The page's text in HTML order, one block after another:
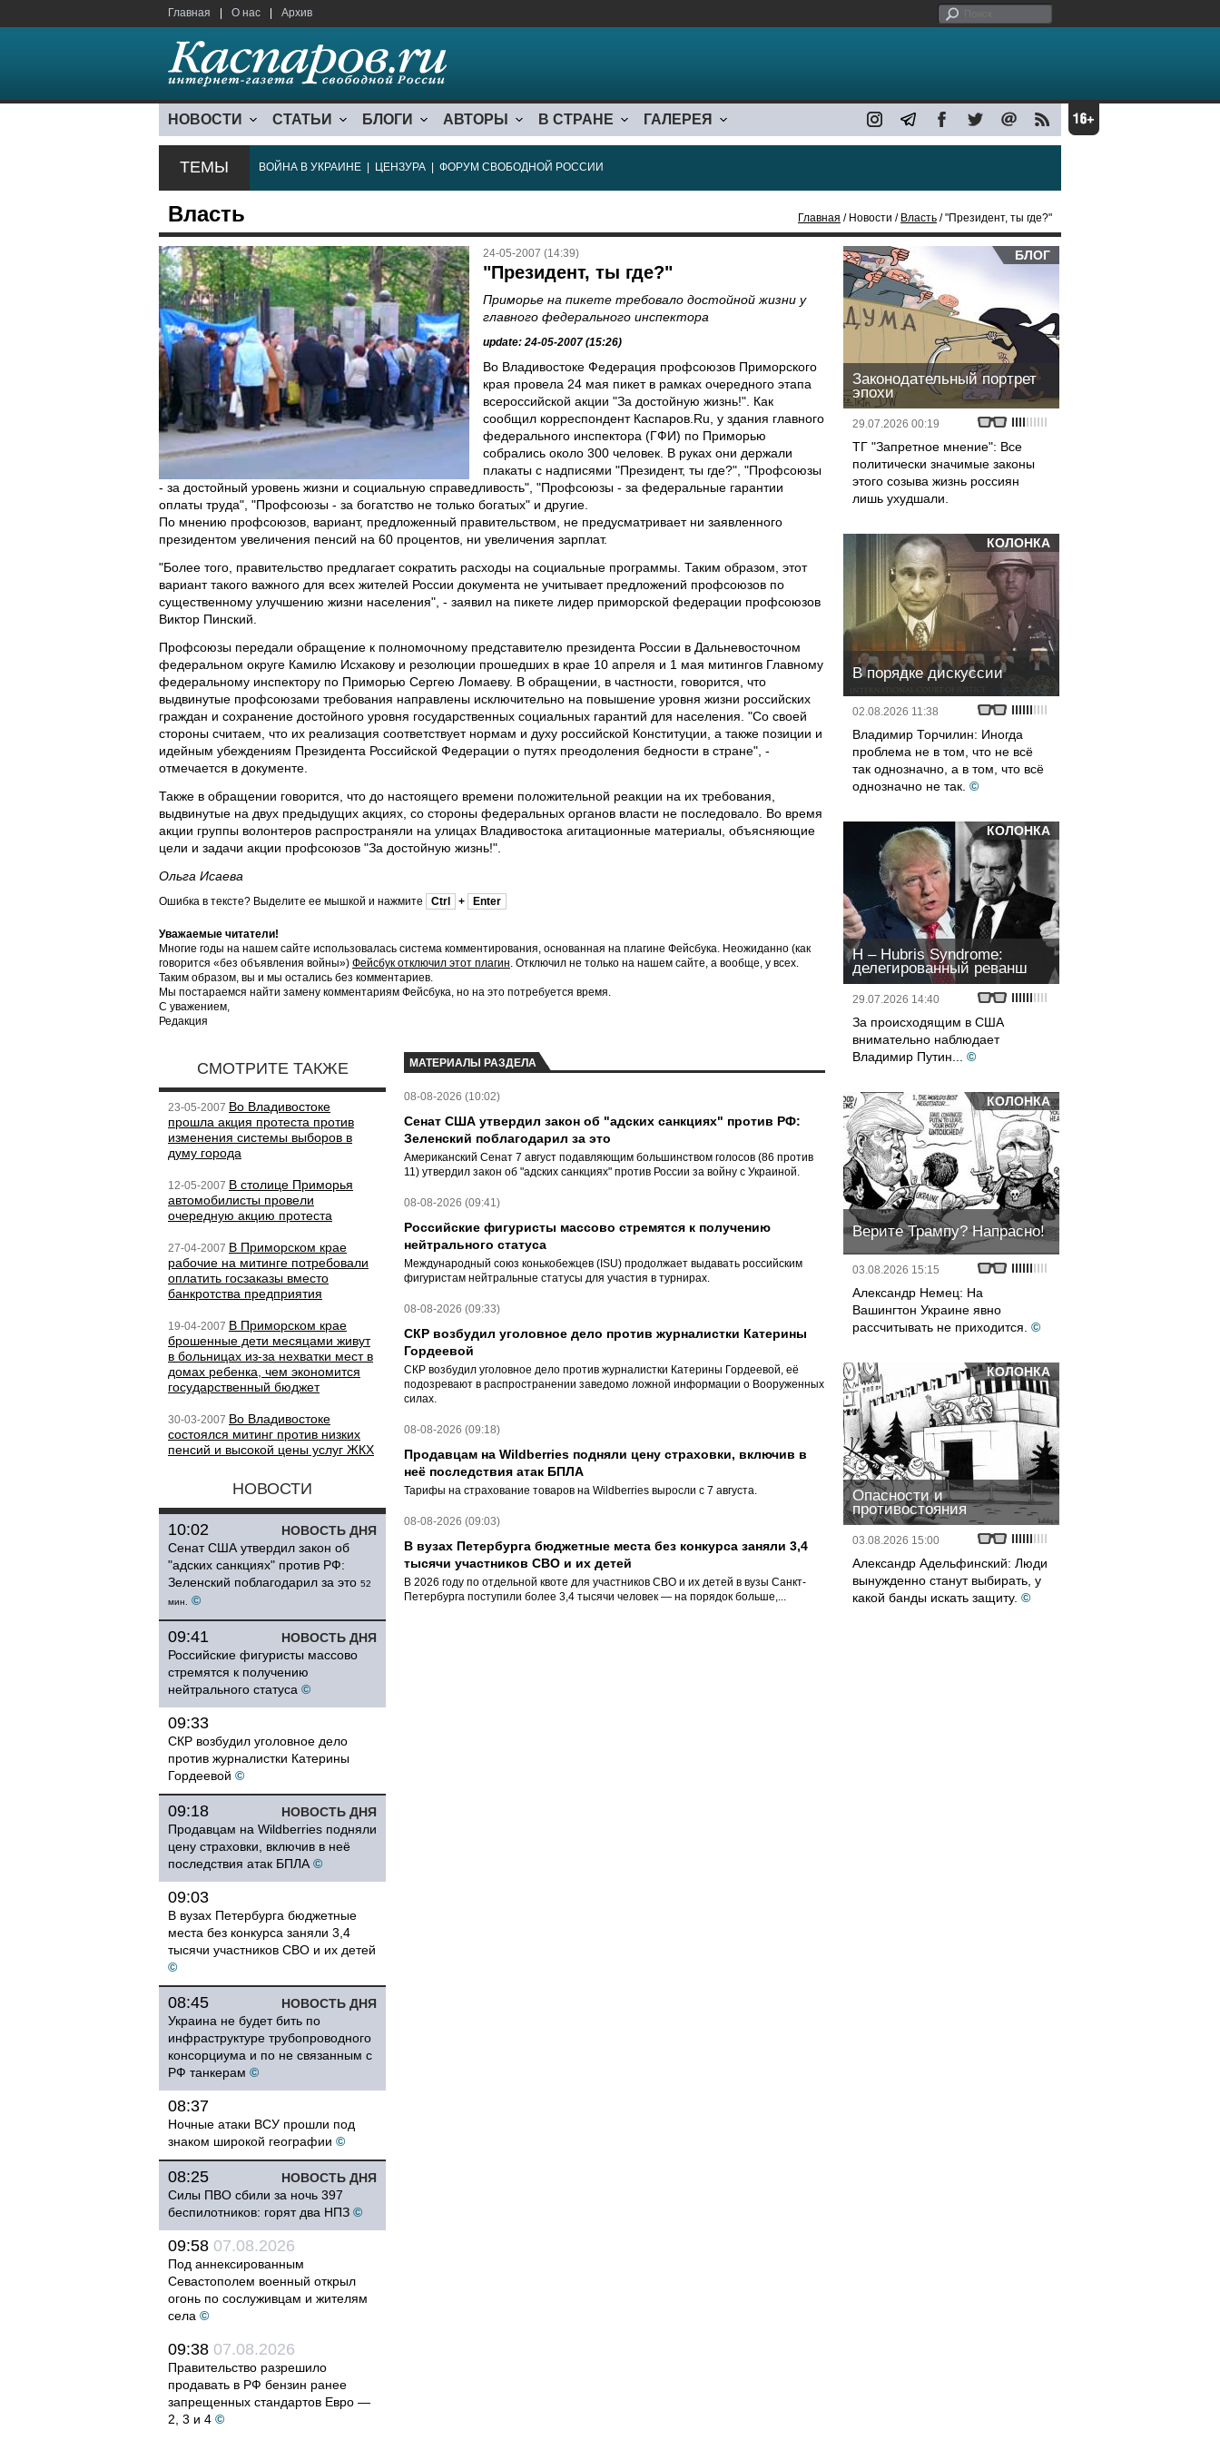
Главная О нас Архив
НОВОСТИ СТАТЬИ БЛОГИ АВТОРЫ В СТРАНЕ ГАЛЕРЕЯ
ТЕМЫ ВОЙНА В УКРАИНЕ ЦЕНЗУРА ФОРУМ СВОБОДНОЙ РОССИИ
Власть Главная / Новости / Власть / "Президент, ты где?"
24-05-2007 (14:39)
"Президент, ты где?"
Приморье на пикете требовало достойной жизни у
главного федерального инспектора
update: 24-05-2007 (15:26)
Во Владивостоке Федерация профсоюзов Приморского
края провела 24 мая пикет в рамках очередного этапа
всероссийской акции "За достойную жизнь!". Как
сообщил корреспондент Каспаров.Ru, у здания главного
федерального инспектора (ГФИ) по Приморью
собрались около 300 человек. В руках они держали
плакаты с надписями "Президент, ты где?", "Профсоюзы
- за достойный уровень жизни и социальную справедливость", "Профсоюзы - за федеральные гарантии
оплаты труда", "Профсоюзы - за богатство не только богатых" и другие.
По мнению профсоюзов, вариант, предложенный правительством, не предусматривает ни заявленного
президентом увеличения пенсий на 60 процентов, ни увеличения зарплат.
"Более того, правительство предлагает сократить расходы на социальные программы. Таким образом, этот
вариант такого важного для всех жителей России документа не учитывает предложений профсоюзов по
существенному улучшению жизни населения", - заявил на пикете лидер приморской федерации профсоюзов
Виктор Пинский.
Профсоюзы передали обращение к полномочному представителю президента России в Дальневосточном
федеральном округе Камилю Исхакову и резолюции прошедших в крае 10 апреля и 1 мая митингов Главному
федеральному инспектору по Приморью Сергею Ломаеву. В обращении, в частности, говорится, что
выдвинутые профсоюзами требования направлены исключительно на повышение уровня жизни российских
граждан и сохранение достойного уровня государственных социальных гарантий для населения. "Со своей
стороны считаем, что их реализация соответствует нормам и духу российской Конституции, а также позиции и
идейным убеждениям Президента Российской Федерации о путях преодоления бедности в стране", -
отмечается в документе.
Также в обращении говорится, что до настоящего времени положительной реакции на их требования,
выдвинутые на двух предыдущих акциях, со стороны федеральных органов власти не последовало. Во время
акции группы волонтеров распространяли на улицах Владивостока агитационные материалы, объясняющие
цели и задачи акции профсоюзов "За достойную жизнь!".
Ольга Исаева
Ошибка в тексте? Выделите ее мышкой и нажмите Ctrl + Enter
Уважаемые читатели!
Многие годы на нашем сайте использовалась система комментирования, основанная на плагине Фейсбука. Неожиданно (как
говорится «без объявления войны») Фейсбук отключил этот плагин. Отключил не только на нашем сайте, а вообще, у всех.
Таким образом, вы и мы остались без комментариев.
Мы постараемся найти замену комментариям Фейсбука, но на это потребуется время.
С уважением,
Редакция
СМОТРИТЕ ТАКЖЕ
23-05-2007 Во Владивостоке
прошла акция протеста против
изменения системы выборов в
думу города
12-05-2007 В столице Приморья
автомобилисты провели
очередную акцию протеста
27-04-2007 В Приморском крае
рабочие на митинге потребовали
оплатить госзаказы вместо
банкротства предприятия
19-04-2007 В Приморском крае
брошенные дети месяцами живут
в больницах из-за нехватки мест в
домах ребенка, чем экономится
государственный бюджет
30-03-2007 Во Владивостоке
состоялся митинг против низких
пенсий и высокой цены услуг ЖКХ
НОВОСТИ
НОВОСТЬ ДНЯ
10:02
Сенат США утвердил закон об
"адских санкциях" против РФ:
Зеленский поблагодарил за это 52
мин.
©
НОВОСТЬ ДНЯ
09:41
Российские фигуристы массово
стремятся к получению
нейтрального статуса ©
09:33
СКР возбудил уголовное дело
против журналистки Катерины
Гордеевой ©
НОВОСТЬ ДНЯ
09:18
Продавцам на Wildberries подняли
цену страховки, включив в неё
последствия атак БПЛА ©
09:03
В вузах Петербурга бюджетные
места без конкурса заняли 3,4
тысячи участников СВО и их детей
©
НОВОСТЬ ДНЯ
08:45
Украина не будет бить по
инфраструктуре трубопроводного
консорциума и по не связанным с
РФ танкерам ©
08:37
Ночные атаки ВСУ прошли под
знаком широкой географии ©
НОВОСТЬ ДНЯ
08:25
Силы ПВО сбили за ночь 397
беспилотников: горят два НПЗ ©
09:58 07.08.2026
Под аннексированным
Севастополем военный открыл
огонь по сослуживцам и жителям
села ©
09:38 07.08.2026
Правительство разрешило
продавать в РФ бензин ранее
запрещенных стандартов Евро —
2, 3 и 4 ©
МАТЕРИАЛЫ РАЗДЕЛА
08-08-2026 (10:02)
Сенат США утвердил закон об "адских санкциях" против РФ:
Зеленский поблагодарил за это
Американский Сенат 7 август подавляющим большинством голосов (86 против
11) утвердил закон об "адских санкциях" против России за войну с Украиной.
08-08-2026 (09:41)
Российские фигуристы массово стремятся к получению
нейтрального статуса
Международный союз конькобежцев (ISU) продолжает выдавать российским
фигуристам нейтральные статусы для участия в турнирах.
08-08-2026 (09:33)
СКР возбудил уголовное дело против журналистки Катерины
Гордеевой
СКР возбудил уголовное дело против журналистки Катерины Гордеевой, её
подозревают в распространении заведомо ложной информации о Вооруженных
силах.
08-08-2026 (09:18)
Продавцам на Wildberries подняли цену страховки, включив в
неё последствия атак БПЛА
Тарифы на страхование товаров на Wildberries выросли с 7 августа.
08-08-2026 (09:03)
В вузах Петербурга бюджетные места без конкурса заняли 3,4
тысячи участников СВО и их детей
В 2026 году по отдельной квоте для участников СВО и их детей в вузы Санкт-
Петербурга поступили более 3,4 тысячи человек — на порядок больше,...
БЛОГ
Законодательный портрет
эпохи
29.07.2026 00:19
ТГ "Запретное мнение": Все
политически значимые законы
этого созыва жизнь россиян
лишь ухудшали.
КОЛОНКА
В порядке дискуссии
02.08.2026 11:38
Владимир Торчилин: Иногда
проблема не в том, что не всё
так однозначно, а в том, что всё
однозначно не так. ©
КОЛОНКА
H – Hubris Syndrome:
делегированный реванш
29.07.2026 14:40
За происходящим в США
внимательно наблюдает
Владимир Путин...
©
КОЛОНКА
Верите Трампу? Напрасно!
03.08.2026 15:15
Александр Немец: На
Вашингтон Украине явно
рассчитывать не приходится. ©
КОЛОНКА
Опасности и
противостояния
03.08.2026 15:00
Александр Адельфинский: Люди
вынужденно станут выбирать, у
какой банды искать защиту. ©